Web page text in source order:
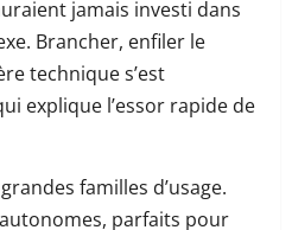
jamais investi dans
Brancher, enfiler le
technique s’est
explique l’essor rapide de
familles d’usage.
parfaits pour